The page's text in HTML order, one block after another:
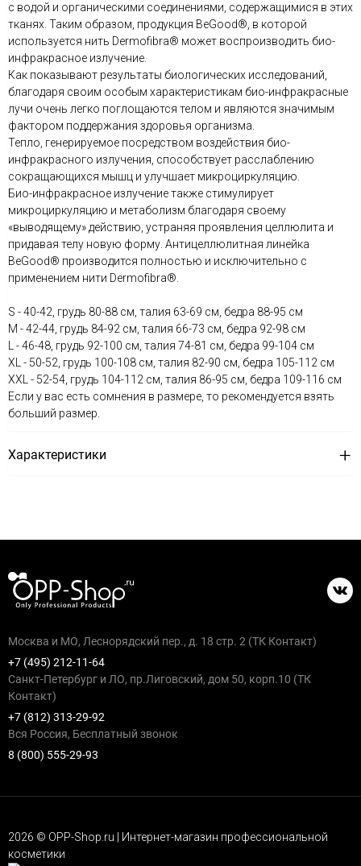
с водой и органическими соединениями, содержащимися в этих
тканях. Таким образом, продукция BeGood®, в которой
используется нить Dermofibra® может воспроизводить био-
инфракрасное излучение.
Как показывают результаты биологических исследований,
благодаря своим особым характеристикам био-инфракрасные
лучи очень легко поглощаются телом и являются значимым
фактором поддержания здоровья организма.
Тепло, генерируемое посредством воздействия био-
инфракрасного излучения, способствует расслаблению
сокращающихся мышц и улучшает микроциркуляцию.
Био-инфракрасное излучение также стимулирует
микроциркуляцию и метаболизм благодаря своему
«выводящему» действию, устраняя проявления целлюлита и
придавая телу новую форму. Антицеллюлитная линейка
BeGood® производится полностью и исключительно с
применением нити Dermofibra®.
S - 40-42, грудь 80-88 см, талия 63-69 см, бедра 88-95 см
М - 42-44, грудь 84-92 см, талия 66-73 см, бедра 92-98 см
L - 46-48, грудь 92-100 см, талия 74-81 см, бедра 99-104 см
XL - 50-52, грудь 100-108 см, талия 82-90 см, бедра 105-112 см
XXL - 52-54, грудь 104-112 см, талия 86-95 см, бедра 109-116 см
Если у вас есть сомнения в размере, то рекомендуется взять
больший размер.
Характеристики
Москва и МО, Леснорядский пер., д. 18 стр. 2 (ТК Контакт)
+7 (495) 212-11-64
Санкт-Петербург и ЛО, пр.Лиговский, дом 50, корп.10 (ТК
Контакт)
+7 (812) 313-29-92
Вся Россия, Бесплатный звонок
8 (800) 555-29-93
2026 © OPP-Shop.ru | Интернет-магазин профессиональной
косметики